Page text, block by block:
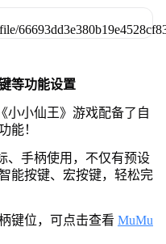
等功能设置
小小仙王》游戏配备了自
能！
、手柄使用，不仅有预设
能按键、宏按键，轻松完
键位，可点击查看 MuMu